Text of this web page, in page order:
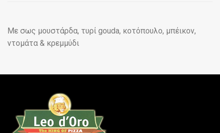
Με σως μουστάρδα, τυρί gouda, κοτόπουλο, μπέικον,
ντομάτα & κρεμμύδι